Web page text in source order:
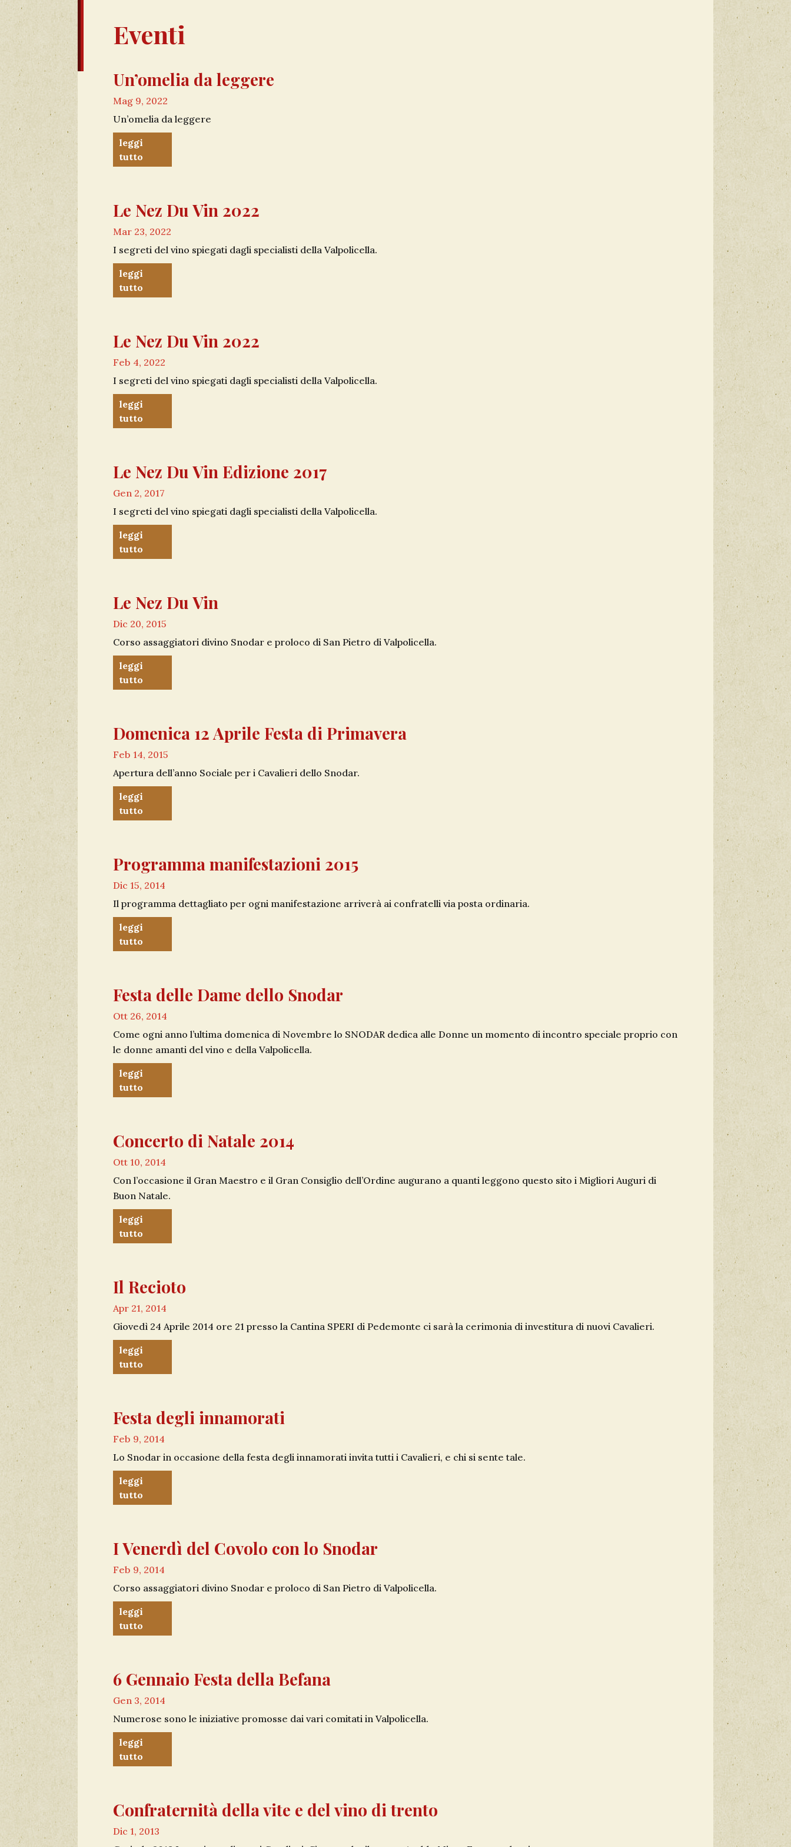
Eventi
Un’omelia da leggere
Mag 9, 2022
Un’omelia da leggere
leggi
tutto
Le Nez Du Vin 2022
Mar 23, 2022
I segreti del vino spiegati dagli specialisti della Valpolicella.
leggi
tutto
Le Nez Du Vin 2022
Feb 4, 2022
I segreti del vino spiegati dagli specialisti della Valpolicella.
leggi
tutto
Le Nez Du Vin Edizione 2017
Gen 2, 2017
I segreti del vino spiegati dagli specialisti della Valpolicella.
leggi
tutto
Le Nez Du Vin
Dic 20, 2015
Corso assaggiatori divino Snodar e proloco di San Pietro di Valpolicella.
leggi
tutto
Domenica 12 Aprile Festa di Primavera
Feb 14, 2015
Apertura dell’anno Sociale per i Cavalieri dello Snodar.
leggi
tutto
Programma manifestazioni 2015
Dic 15, 2014
Il programma dettagliato per ogni manifestazione arriverà ai confratelli via posta ordinaria.
leggi
tutto
Festa delle Dame dello Snodar
Ott 26, 2014
Come ogni anno l’ultima domenica di Novembre lo SNODAR dedica alle Donne un momento di incontro speciale proprio con
le donne amanti del vino e della Valpolicella.
leggi
tutto
Concerto di Natale 2014
Ott 10, 2014
Con l’occasione il Gran Maestro e il Gran Consiglio dell’Ordine augurano a quanti leggono questo sito i Migliori Auguri di
Buon Natale.
leggi
tutto
Il Recioto
Apr 21, 2014
Giovedì 24 Aprile 2014 ore 21 presso la Cantina SPERI di Pedemonte ci sarà la cerimonia di investitura di nuovi Cavalieri.
leggi
tutto
Festa degli innamorati
Feb 9, 2014
Lo Snodar in occasione della festa degli innamorati invita tutti i Cavalieri, e chi si sente tale.
leggi
tutto
I Venerdì del Covolo con lo Snodar
Feb 9, 2014
Corso assaggiatori divino Snodar e proloco di San Pietro di Valpolicella.
leggi
tutto
6 Gennaio Festa della Befana
Gen 3, 2014
Numerose sono le iniziative promosse dai vari comitati in Valpolicella.
leggi
tutto
Confraternità della vite e del vino di trento
Dic 1, 2013